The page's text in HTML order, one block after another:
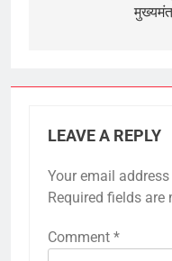
LEAVE A REPLY
Your email
Required fields are
Comment *